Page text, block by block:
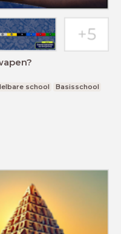
school
Basisschool